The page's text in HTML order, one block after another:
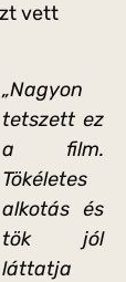
vett
„Nagyon
tetszett ez
a film.
Tökéletes
alkotás és
tök jól
láttatja